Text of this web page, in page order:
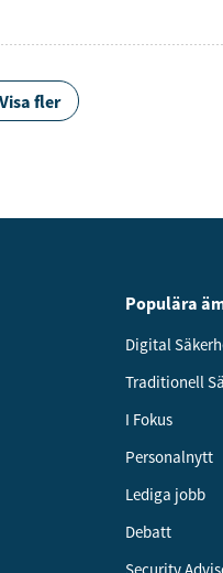
Visa fler
Populära
Digital
Traditionell
I Fokus
Personalnytt
Lediga jobb
Debatt